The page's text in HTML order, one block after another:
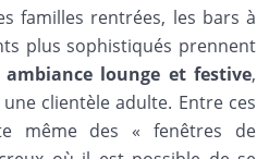
familles rentrées, les bars à
plus sophistiqués prennent
ambiance lounge et festive,
clientèle adulte. Entre ces
même des « fenêtres de